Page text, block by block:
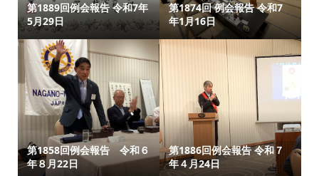
第1889回例会報告 令和7年
5月29日
第1874回 例会報告 令和7
年1月16日
第1858回例会報告 令和６
年８月22日
第1886回例会報告 令和７
年４月24日